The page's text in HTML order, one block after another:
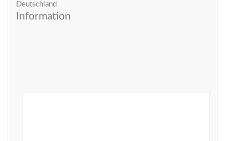
Deutschland
Information